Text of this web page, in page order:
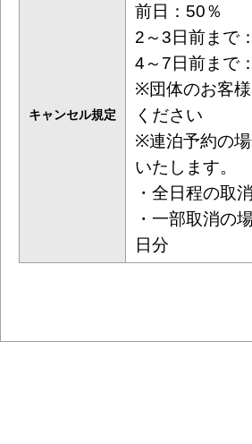
キャンセル規定
前日：50％
2～3日前まで
4～7日前まで
※団体のお客
ください
※連泊予約の
いたします。
・全日程の取
・一部取消の
日分